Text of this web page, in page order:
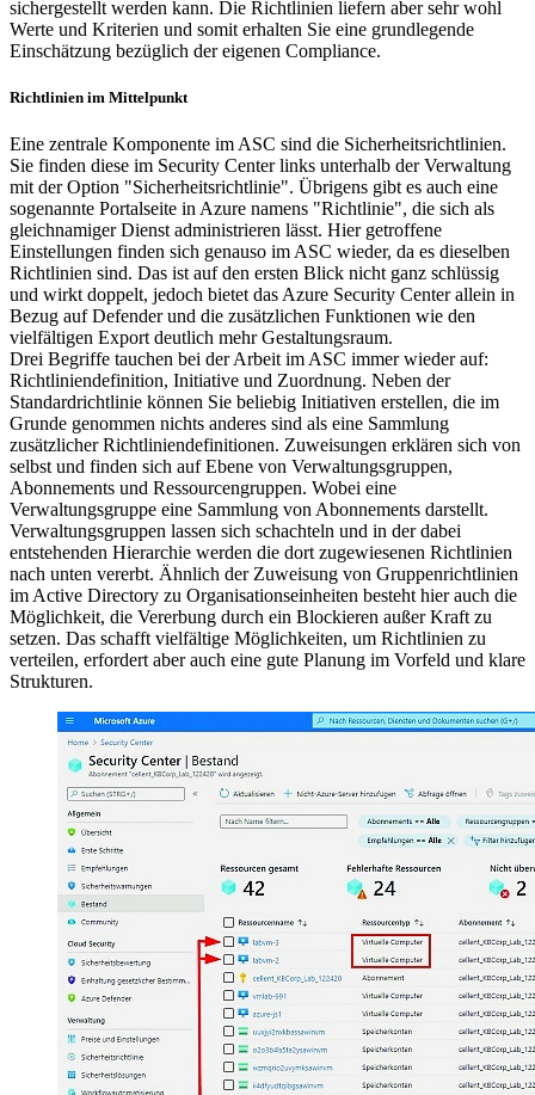
sichergestellt werden kann. Die Richtlinien liefern aber sehr wohl
Werte und Kriterien und somit erhalten Sie eine grundlegende
Einschätzung bezüglich der eigenen Compliance.
Richtlinien im Mittelpunkt
Eine zentrale Komponente im ASC sind die Sicherheitsrichtlinien.
Sie finden diese im Security Center links unterhalb der Verwaltung
mit der Option "Sicherheitsrichtlinie". Übrigens gibt es auch eine
sogenannte Portalseite in Azure namens "Richtlinie", die sich als
gleichnamiger Dienst administrieren lässt. Hier getroffene
Einstellungen finden sich genauso im ASC wieder, da es dieselben
Richtlinien sind. Das ist auf den ersten Blick nicht ganz schlüssig
und wirkt doppelt, jedoch bietet das Azure Security Center allein in
Bezug auf Defender und die zusätzlichen Funktionen wie den
vielfältigen Export deutlich mehr Gestaltungsraum.
Drei Begriffe tauchen bei der Arbeit im ASC immer wieder auf:
Richtliniendefinition, Initiative und Zuordnung. Neben der
Standardrichtlinie können Sie beliebig Initiativen erstellen, die im
Grunde genommen nichts anderes sind als eine Sammlung
zusätzlicher Richtliniendefinitionen. Zuweisungen erklären sich von
selbst und finden sich auf Ebene von Verwaltungsgruppen,
Abonnements und Ressourcengruppen. Wobei eine
Verwaltungsgruppe eine Sammlung von Abonnements darstellt.
Verwaltungsgruppen lassen sich schachteln und in der dabei
entstehenden Hierarchie werden die dort zugewiesenen Richtlinien
nach unten vererbt. Ähnlich der Zuweisung von Gruppenrichtlinien
im Active Directory zu Organisationseinheiten besteht hier auch die
Möglichkeit, die Vererbung durch ein Blockieren außer Kraft zu
setzen. Das schafft vielfältige Möglichkeiten, um Richtlinien zu
verteilen, erfordert aber auch eine gute Planung im Vorfeld und klare
Strukturen.